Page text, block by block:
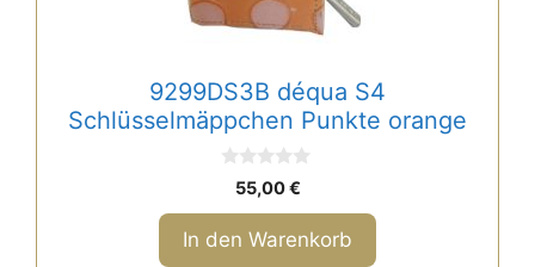
9299DS3B déqua S4
Schlüsselmäppchen Punkte orange
o
n
5
55,00€
In den Warenkorb